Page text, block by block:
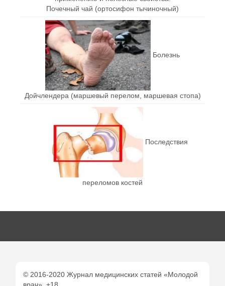
Почечный чай (ортосифон тычиночный)
Болезнь
Дойчлендера (маршевый перелом, маршевая стопа)
Последствия
переломов костей
© 2016-2020 Журнал медицинских статей «Молодой